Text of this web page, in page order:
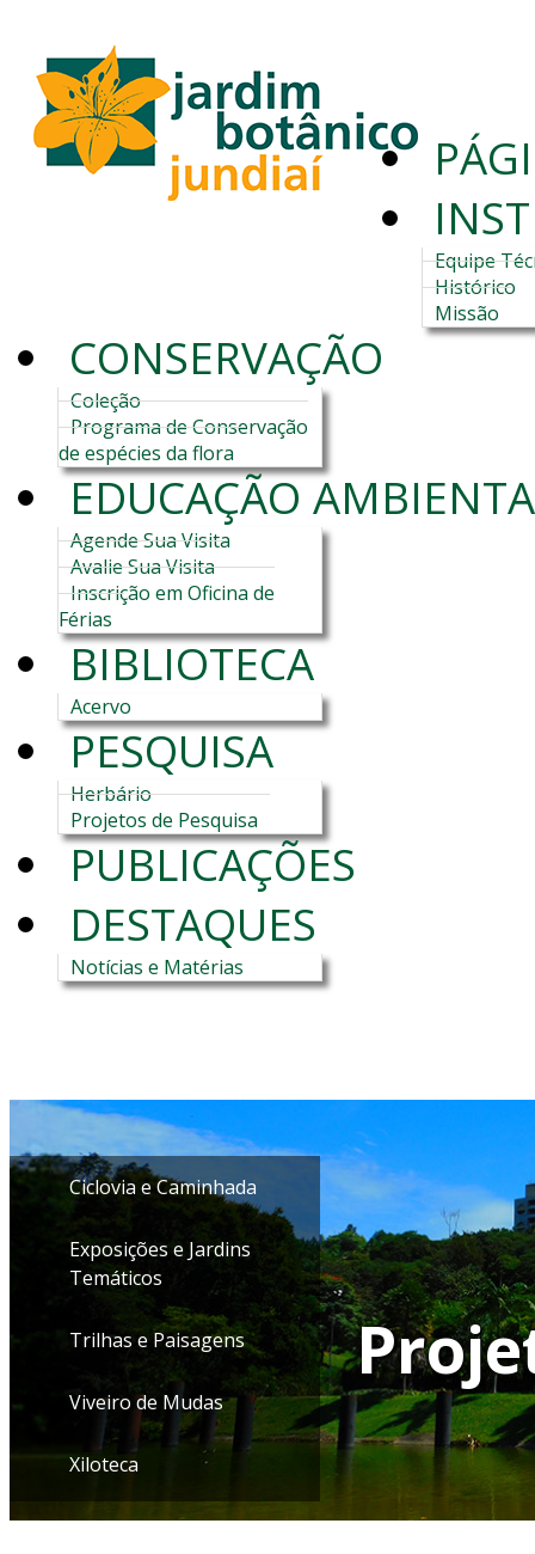
Equipe
Histórico
Missão
CONSERVAÇÃO
Coleção
Programa de Conservação
de espécies da flora
EDUCAÇÃO
Agende Sua Visita
Avalie Sua Visita
Inscrição em Oficina de
Férias
BIBLIOTECA
Acervo
PESQUISA
Herbário
Projetos de Pesquisa
PUBLICAÇÕES
DESTAQUES
Notícias e Matérias
Ciclovia e Caminhada
Exposições e Jardins
Temáticos
Trilhas e Paisagens
Viveiro de Mudas
Xiloteca